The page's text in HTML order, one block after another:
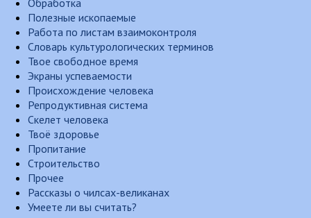
Обработка
Полезные ископаемые
Работа по листам взаимоконтроля
Словарь культурологических терминов
Твое свободное время
Экраны успеваемости
Происхождение человека
Репродуктивная система
Скелет человека
Твоё здоровье
Пропитание
Строительство
Прочее
Рассказы о чилсах-великанах
Умеете ли вы считать?